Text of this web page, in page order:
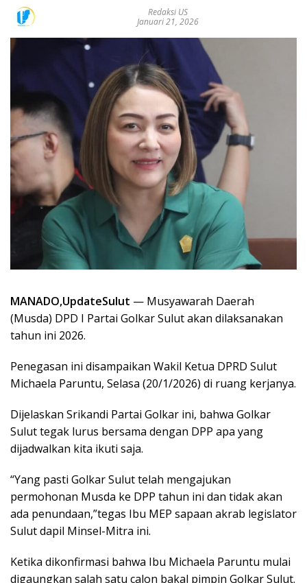
Redaksi US
Januari 21, 2026
MANADO,UpdateSulut — Musyawarah Daerah
(Musda) DPD I Partai Golkar Sulut akan dilaksanakan
tahun ini 2026.
Penegasan ini disampaikan Wakil Ketua DPRD Sulut
Michaela Paruntu, Selasa (20/1/2026) di ruang kerjanya.
Dijelaskan Srikandi Partai Golkar ini, bahwa Golkar
Sulut tegak lurus bersama dengan DPP apa yang
dijadwalkan kita ikuti saja.
“Yang pasti Golkar Sulut telah mengajukan
permohonan Musda ke DPP tahun ini dan tidak akan
ada penundaan,”tegas Ibu MEP sapaan akrab legislator
Sulut dapil Minsel-Mitra ini.
Ketika dikonfirmasi bahwa Ibu Michaela Paruntu mulai
digaungkan salah satu calon bakal pimpin Golkar Sulut.